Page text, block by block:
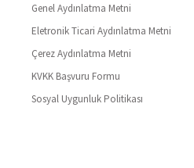
Genel Aydınlatma Metni
Eletronik Ticari Aydınlatma Metni
Çerez Aydınlatma Metni
KVKK Başvuru Formu
Sosyal Uygunluk Politikası